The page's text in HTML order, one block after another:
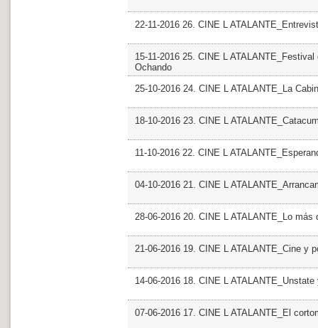
22-11-2016 26. CINE L
15-11-2016 25. CINE L
Ochando
25-10-2016 24. CINE L ATALANTE_La
18-10-2016 23. CINE L
11-10-2016 22. CINE L
04-10-2016 21. CINE L
28-06-2016 20. CINE L ATALANTE_Lo más
21-06-2016 19. CINE L ATALANTE_Cine y
14-06-2016 18. CINE L
07-06-2016 17. CINE L ATALANTE_El